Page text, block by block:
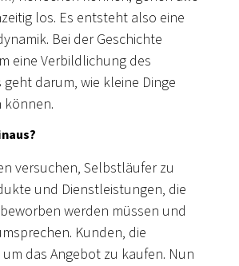
los. Es entsteht also eine
Bei der Geschichte
eine Verbildlichung des
geht darum, wie kleine Dinge
können.
versuchen, Selbstläufer zu
und Dienstleistungen, die
werden müssen und
Kunden, die
das Angebot zu kaufen. Nun